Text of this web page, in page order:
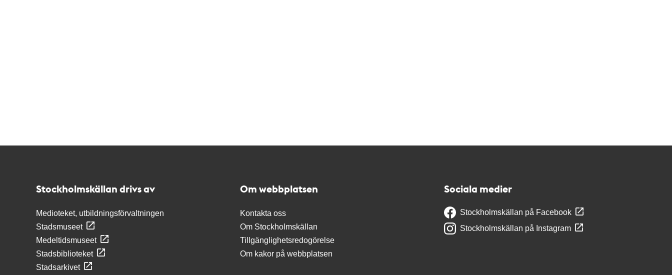
Stockholmskällan drivs av
Medioteket, utbildningsförvaltningen
Stadsmuseet
Medeltidsmuseet
Stadsbiblioteket
Stadsarkivet
Om webbplatsen
Kontakta oss
Om Stockholmskällan
Tillgänglighetsredogörelse
Om kakor på webbplatsen
Sociala medier
Stockholmskällan på Facebook
Stockholmskällan på Instagram